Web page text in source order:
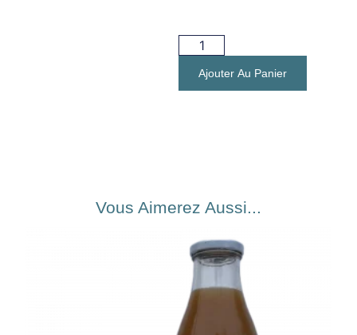
Ajouter Au Panier
Vous Aimerez Aussi...